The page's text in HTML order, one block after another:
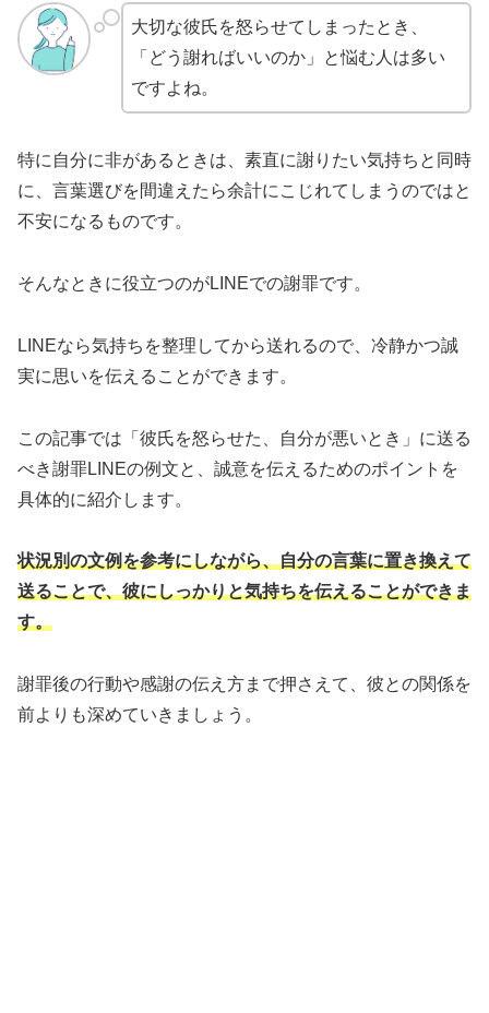
大切な彼氏を怒らせてしまったとき、
「どう謝ればいいのか」と悩む人は多い
ですよね。
特に自分に非があるときは、素直に謝りたい気持ちと同時
に、言葉選びを間違えたら余計にこじれてしまうのではと
不安になるものです。
そんなときに役立つのがLINEでの謝罪です。
LINEなら気持ちを整理してから送れるので、冷静かつ誠
実に思いを伝えることができます。
この記事では「彼氏を怒らせた、自分が悪いとき」に送る
べき謝罪LINEの例文と、誠意を伝えるためのポイントを
具体的に紹介します。
状況別の文例を参考にしながら、自分の言葉に置き換えて
送ることで、彼にしっかりと気持ちを伝えることができま
す。
謝罪後の行動や感謝の伝え方まで押さえて、彼との関係を
前よりも深めていきましょう。